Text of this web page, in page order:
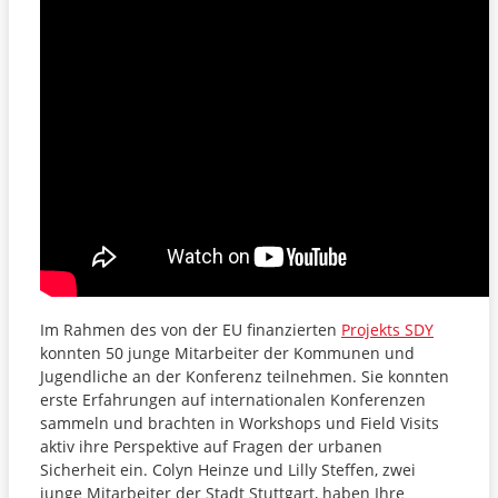
Im Rahmen des von der EU finanzierten Projekts SDY
konnten 50 junge Mitarbeiter der Kommunen und
Jugendliche an der Konferenz teilnehmen. Sie konnten
erste Erfahrungen auf internationalen Konferenzen
sammeln und brachten in Workshops und Field Visits
aktiv ihre Perspektive auf Fragen der urbanen
Sicherheit ein. Colyn Heinze und Lilly Steffen, zwei
junge Mitarbeiter der Stadt Stuttgart, haben Ihre